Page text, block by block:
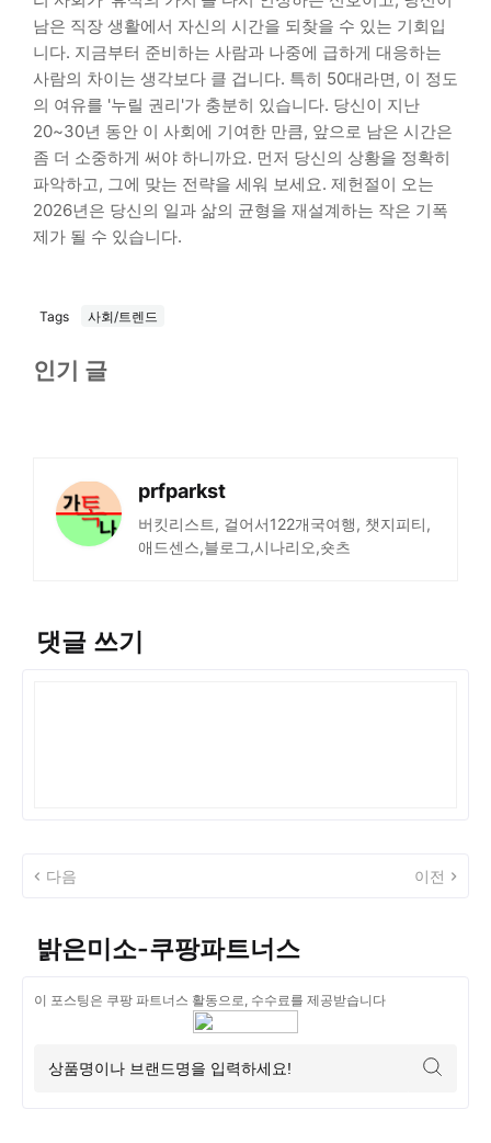
남은 직장 생활에서 자신의 시간을 되찾을 수 있는 기회입
니다. 지금부터 준비하는 사람과 나중에 급하게 대응하는
사람의 차이는 생각보다 클 겁니다. 특히 50대라면, 이 정도
의 여유를 '누릴 권리'가 충분히 있습니다. 당신이 지난
20~30년 동안 이 사회에 기여한 만큼, 앞으로 남은 시간은
좀 더 소중하게 써야 하니까요. 먼저 당신의 상황을 정확히
파악하고, 그에 맞는 전략을 세워 보세요. 제헌절이 오는
2026년은 당신의 일과 삶의 균형을 재설계하는 작은 기폭
제가 될 수 있습니다.
Tags 사회/트렌드
인기 글
prfparkst
버킷리스트, 걸어서122개국여행, 챗지피티,
애드센스,블로그,시나리오,숏츠
댓글 쓰기
다음 이전
밝은미소-쿠팡파트너스
이 포스팅은 쿠팡 파트너스 활동으로, 수수료를 제공받습니다